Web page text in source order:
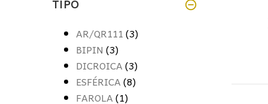
TIPO
AR/QR111(3)
BIPIN (3)
DICROICA(3)
ESFÉRICA(8)
FAROLA(1)